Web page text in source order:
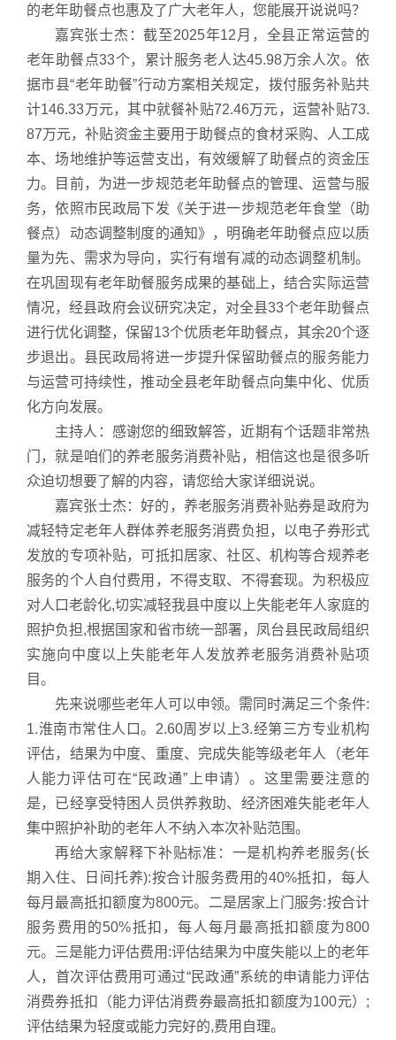
的老年助餐点也惠及了广大老年人，您能展开说说吗？
嘉宾张士杰：截至2025年12月，全县正常运营的
老年助餐点33个，累计服务老人达45.98万余人次。依
据市县“老年助餐”行动方案相关规定，拨付服务补贴共
计146.33万元，其中就餐补贴72.46万元，运营补贴73.
87万元，补贴资金主要用于助餐点的食材采购、人工成
本、场地维护等运营支出，有效缓解了助餐点的资金压
力。目前，为进一步规范老年助餐点的管理、运营与服
务，依照市民政局下发《关于进一步规范老年食堂（助
餐点）动态调整制度的通知》，明确老年助餐点应以质
量为先、需求为导向，实行有增有减的动态调整机制。
在巩固现有老年助餐服务成果的基础上，结合实际运营
情况，经县政府会议研究决定，对全县33个老年助餐点
进行优化调整，保留13个优质老年助餐点，其余20个逐
步退出。县民政局将进一步提升保留助餐点的服务能力
与运营可持续性，推动全县老年助餐点向集中化、优质
化方向发展。
主持人：感谢您的细致解答，近期有个话题非常热
门，就是咱们的养老服务消费补贴，相信这也是很多听
众迫切想要了解的内容，请您给大家详细说说。
嘉宾张士杰：好的，养老服务消费补贴券是政府为
减轻特定老年人群体养老服务消费负担，以电子券形式
发放的专项补贴，可抵扣居家、社区、机构等合规养老
服务的个人自付费用，不得支取、不得套现。为积极应
对人口老龄化,切实减轻我县中度以上失能老年人家庭的
照护负担,根据国家和省市统一部署，凤台县民政局组织
实施向中度以上失能老年人发放养老服务消费补贴项
目。
先来说哪些老年人可以申领。需同时满足三个条件:
1.淮南市常住人口。2.60周岁以上3.经第三方专业机构
评估，结果为中度、重度、完成失能等级老年人（老年
人能力评估可在“民政通”上申请）。这里需要注意的
是，已经享受特困人员供养救助、经济困难失能老年人
集中照护补助的老年人不纳入本次补贴范围。
再给大家解释下补贴标准：一是机构养老服务(长
期入住、日间托养):按合计服务费用的40%抵扣，每人
每月最高抵扣额度为800元。二是居家上门服务:按合计
服务费用的50%抵扣，每人每月最高抵扣额度为800
元。三是能力评估费用:评估结果为中度失能以上的老年
人，首次评估费用可通过“民政通”系统的申请能力评估
消费券抵扣（能力评估消费券最高抵扣额度为100元）;
评估结果为轻度或能力完好的,费用自理。